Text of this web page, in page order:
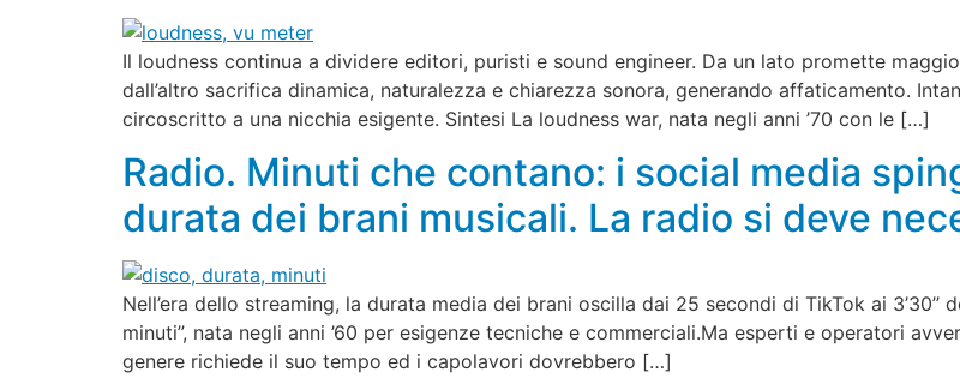
Il loudness continua a dividere editori, puristi e sound engineer. Da un lato promette
dall’altro sacrifica dinamica, naturalezza e chiarezza sonora, generando affaticamento.
circoscritto a una nicchia esigente. Sintesi La loudness war, nata negli anni ’70 con le […]
Radio. Minuti che contano: i social media
durata dei brani musicali. La radio si deve
Nell’era dello streaming, la durata media dei brani oscilla dai 25 secondi di TikTok ai
minuti”, nata negli anni ’60 per esigenze tecniche e commerciali.Ma esperti e operatori
genere richiede il suo tempo ed i capolavori dovrebbero […]